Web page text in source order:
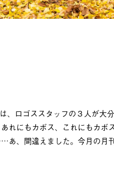
、ロゴススタッフの３人が大
にもカボス、これにもカボ
あ、間違えました。今月の